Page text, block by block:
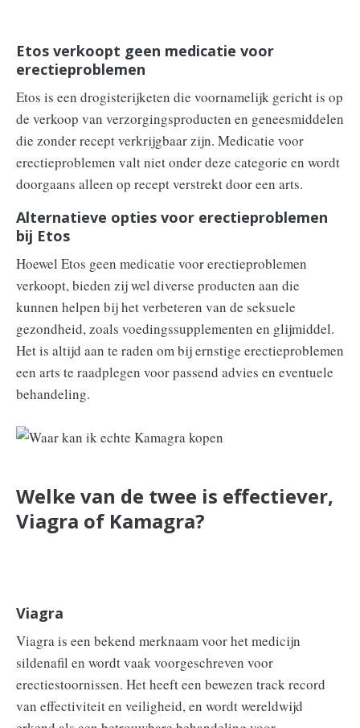
Etos verkoopt geen medicatie voor
erectieproblemen
Etos is een drogisterijketen die voornamelijk gericht is op
de verkoop van verzorgingsproducten en geneesmiddelen
die zonder recept verkrijgbaar zijn. Medicatie voor
erectieproblemen valt niet onder deze categorie en wordt
doorgaans alleen op recept verstrekt door een arts.
Alternatieve opties voor erectieproblemen
bij Etos
Hoewel Etos geen medicatie voor erectieproblemen
verkoopt, bieden zij wel diverse producten aan die
kunnen helpen bij het verbeteren van de seksuele
gezondheid, zoals voedingssupplementen en glijmiddel.
Het is altijd aan te raden om bij ernstige erectieproblemen
een arts te raadplegen voor passend advies en eventuele
behandeling.
Welke van de twee is effectiever,
Viagra of Kamagra?
Viagra
Viagra is een bekend merknaam voor het medicijn
sildenafil en wordt vaak voorgeschreven voor
erectiestoornissen. Het heeft een bewezen track record
van effectiviteit en veiligheid, en wordt wereldwijd